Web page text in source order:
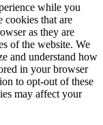
while you
cookies that are
as they are
of the website. We
and understand how
in your browser
to opt-out of these
may affect your